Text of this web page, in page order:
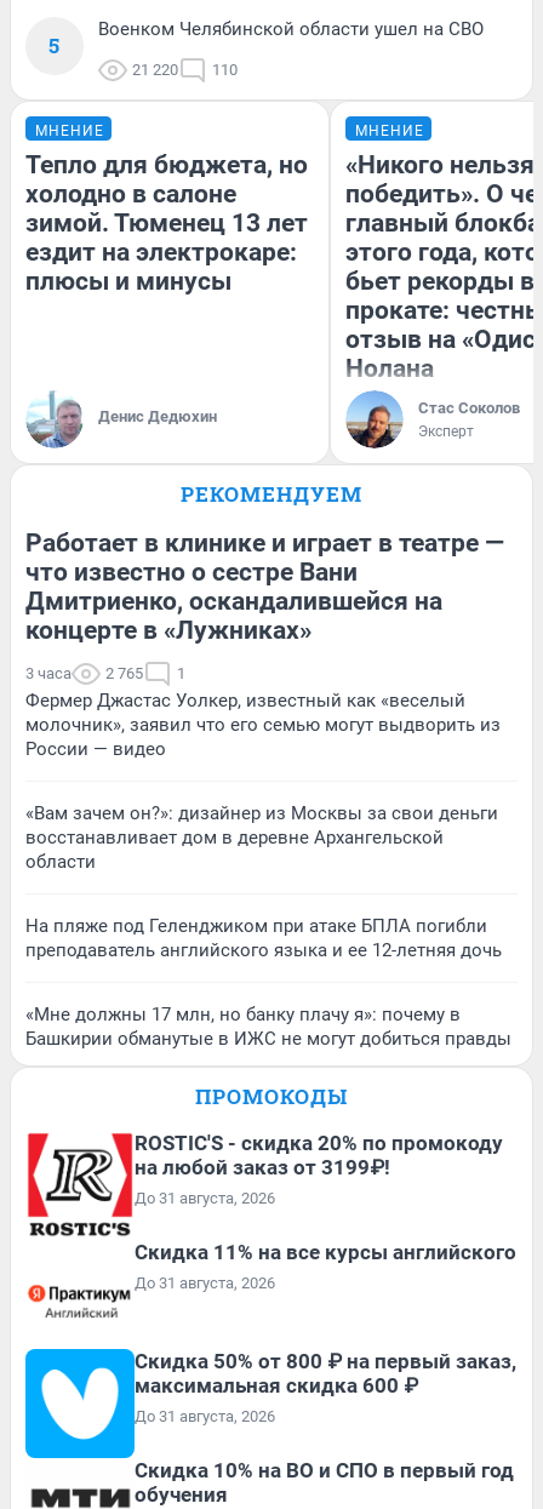
5
Военком Челябинской области ушел на СВО
21 220 110
МНЕНИЕ
Тепло для бюджета, но
холодно в салоне
зимой. Тюменец 13 лет
ездит на электрокаре:
плюсы и минусы
Денис Дедюхин
МНЕНИЕ
«Никого нельзя
победить». О
главный
этого года,
бьет рекорды в
прокате:
отзыв на
Нолана
Стас Соколов
Эксперт
РЕКОМЕНДУЕМ
Работает в клинике и играет в театре —
что известно о сестре Вани
Дмитриенко, оскандалившейся на
концерте в «Лужниках»
3 часа 2 765 1
Фермер Джастас Уолкер, известный как «веселый
молочник», заявил что его семью могут выдворить из
России — видео
«Вам зачем он?»: дизайнер из Москвы за свои деньги
восстанавливает дом в деревне Архангельской
области
На пляже под Геленджиком при атаке БПЛА погибли
преподаватель английского языка и ее 12-летняя дочь
«Мне должны 17 млн, но банку плачу я»: почему в
Башкирии обманутые в ИЖС не могут добиться правды
ПРОМОКОДЫ
ROSTIC'S - скидка 20% по промокоду
на любой заказ от 3199₽!
До 31 августа, 2026
Скидка 11% на все курсы английского
До 31 августа, 2026
Скидка 50% от 800 ₽ на первый заказ,
максимальная скидка 600 ₽
До 31 августа, 2026
Скидка 10% на ВО и СПО в первый год
обучения